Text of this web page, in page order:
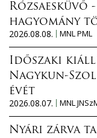
Rózsaesküvő
hagyomány
2026.08.08.
MNL PML
Időszaki
Nagykun-
évét
2026.08.07.
MNL
Nyári zárva